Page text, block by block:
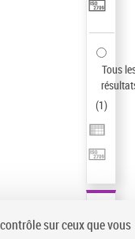
Tous
(1)
sur ceux que vous